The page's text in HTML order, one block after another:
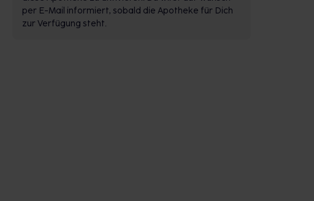
per E-Mail informiert, sobald die Apotheke für Dich
zur Verfügung steht.